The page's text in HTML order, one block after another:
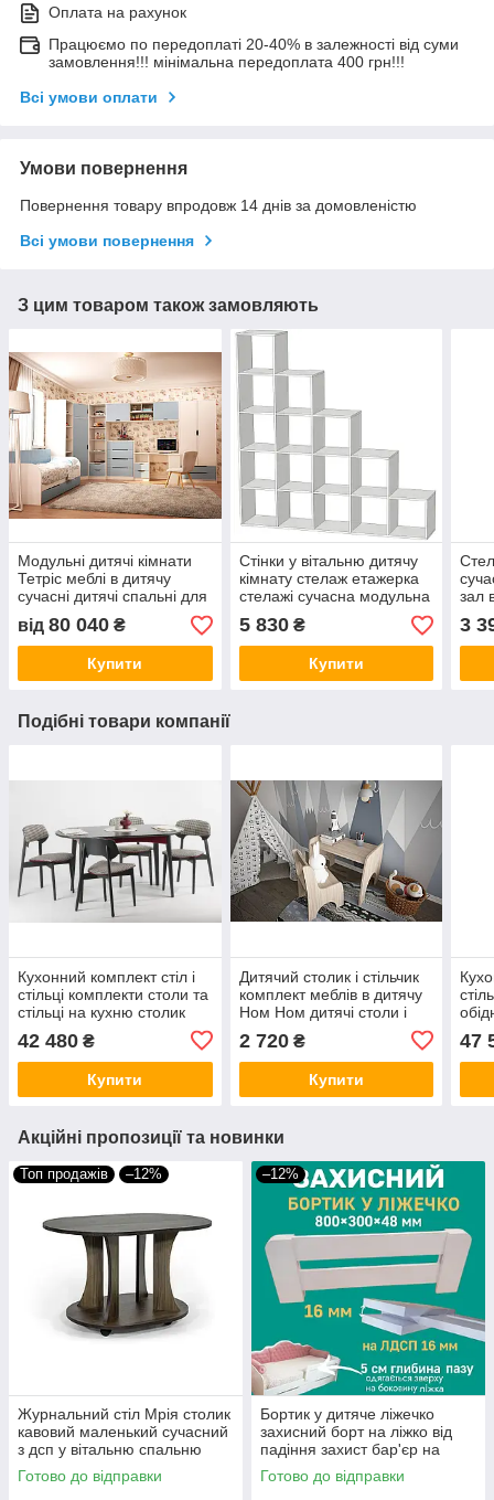
Оплата на рахунок
Працюємо по передоплаті 20-40% в залежності від суми
замовлення!!! мінімальна передоплата 400 грн!!!
Всі умови оплати
Умови повернення
Повернення товару впродовж 14 днів за домовленістю
Всі умови повернення
З цим товаром також замовляють
Модульні дитячі кімнати
Тетріс меблі в дитячу
сучасні дитячі спальні для
для дитячої кімнати
від 80 040 ₴
Купити
Стінки у вітальню дитячу
кімнату стелаж етажерка
стелажі сучасна модульна
модуль 11
(1776х336х1776 мм.)
5 830₴
Купити
зал
3
Подібні товари компанії
Кухонний комплект стіл і
стільці комплекти столи та
стільці на кухню столик
Венті 4 дерев`яних
стільчика Корса
42 480 ₴
Купити
Дитячий столик і стільчик
комплект меблів в дитячу
Ном Ном дитячі столи і
стільці меблі для садочка
2 720₴
Купити
47
Акційні пропозиції та новинки
Топ продажів –12%
Журнальний стіл Мрія столик
кавовий маленький сучасний
з дсп у вітальню спальню
кімнату журнальні столи
столики
Готово до відправки
–12%
Бортик у дитяче ліжечко
захисний борт на ліжко від
падіння захист бар'єр на
ЛДСП 16мм захисні бортики
для ліжечка дитячого
Готово до відправки